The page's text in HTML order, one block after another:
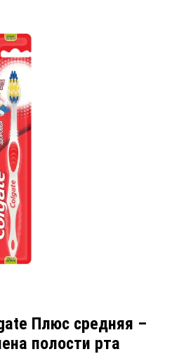
Плюс средняя –
полости рта